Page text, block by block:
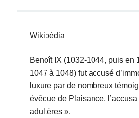
Wikipédia
Benoît IX (1032-1044, puis en
1047 à 1048) fut accusé
luxure par de nombreux
évêque de Plaisance,
adultères ».